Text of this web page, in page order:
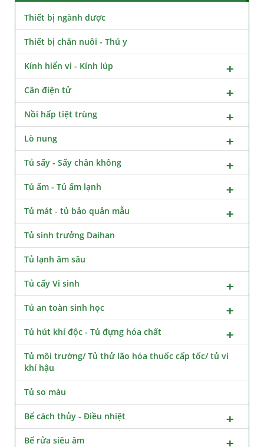
Thiết bị ngành dược
Thiết bị chăn nuôi - Thú y
Kính hiển vi - Kính lúp
Cân điện tử
Nồi hấp tiệt trùng
Lò nung
Tủ sấy - Sấy chân không
Tủ ấm - Tủ ấm lạnh
Tủ mát - tủ bảo quản mẫu
Tủ sinh trưởng Daihan
Tủ lạnh âm sâu
Tủ cấy Vi sinh
Tủ an toàn sinh học
Tủ hút khí độc - Tủ đựng hóa chất
Tủ môi trường/ Tủ thử lão hóa thuốc cấp tốc/ tủ vi
khí hậu
Tủ so màu
Bể cách thủy - Điều nhiệt
Bể rửa siêu âm